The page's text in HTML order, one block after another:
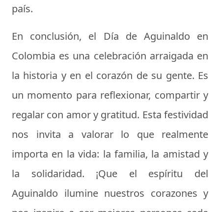
país.
En conclusión, el Día de Aguinaldo en
Colombia es una celebración arraigada en
la historia y en el corazón de su gente. Es
un momento para reflexionar, compartir y
regalar con amor y gratitud. Esta festividad
nos invita a valorar lo que realmente
importa en la vida: la familia, la amistad y
la solidaridad. ¡Que el espíritu del
Aguinaldo ilumine nuestros corazones y